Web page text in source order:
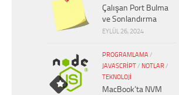
Çalışan Port Bulma
ve Sonlandırma
EYLÜL 26, 2024
PROGRAMLAMA/
JAVASCRIPT/ NOTLAR/
TEKNOLOJI
MacBook’ta NVM